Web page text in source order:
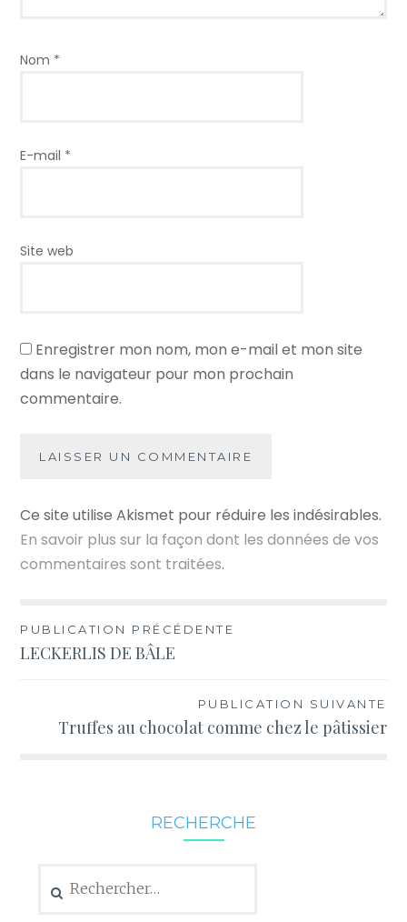
Nom *
E-mail *
Site web
Enregistrer mon nom, mon e-mail et mon site
dans le navigateur pour mon prochain
commentaire.
Ce site utilise Akismet pour réduire les indésirables.
En savoir plus sur la façon dont les données de vos
commentaires sont traitées.
Navigation
de
PUBLICATION PRÉCÉDENTE
LECKERLIS DE BÂLE
PUBLICATION SUIVANTE
Truffes au chocolat comme chez le pâtissier
RECHERCHE